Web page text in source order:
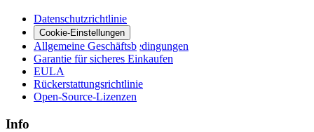
Datenschutzrichtlinie
Cookie-Einstellungen
Allgemeine Geschäftsbedingungen
Garantie für sicheres Einkaufen
EULA
Rückerstattungsrichtlinie
Open-Source-Lizenzen
Info